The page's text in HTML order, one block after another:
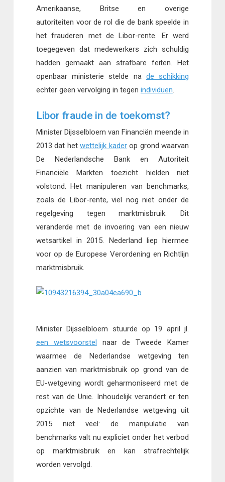
Amerikaanse, Britse en overige
autoriteiten voor de rol die de bank speelde in
het frauderen met de Libor-rente. Er werd
toegegeven dat medewerkers zich schuldig
hadden gemaakt aan strafbare feiten. Het
openbaar ministerie stelde na de schikking
echter geen vervolging in tegen individuen
Libor fraude in de toekomst?
Minister Dijsselbloem van Financiën meende in
2013 dat hetwettelijk kaderop grond waarvan
De Nederlandsche Bank en Autoriteit
Financiële Markten toezicht hielden niet
volstond. Het manipuleren van benchmarks,
zoals de Libor-rente, viel nog niet onder de
regelgeving tegen marktmisbruik. Dit
veranderde met de invoering van een nieuw
wetsartikel in 2015. Nederland liep hiermee
voor op de Europese Verordening en Richtlijn
marktmisbruik.
Minister Dijsselbloem stuurde op 19 april jl.
een wetsvoorstel naar de Tweede Kamer
waarmee de Nederlandse wetgeving ten
aanzien van marktmisbruik op grond van de
EU-wetgeving wordt geharmoniseerd met de
rest van de Unie. Inhoudelijk verandert er ten
opzichte van de Nederlandse wetgeving uit
2015 niet veel: de manipulatie van
benchmarks valt nu expliciet onder het verbod
op marktmisbruik en kan strafrechtelijk
worden vervolgd.